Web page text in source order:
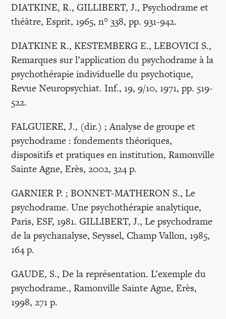
DIATKINE, R., GILLIBERT, J., Psychodrame et
théâtre, Esprit, 1965, n° 338, pp. 931-942.
DIATKINE R., KESTEMBERG E., LEBOVICI S.,
Remarques sur l’application du psychodrame à la
psychothérapie individuelle du psychotique,
Revue Neuropsychiat. Inf., 19, 9/10, 1971, pp. 519-
522.
FALGUIERE, J., (dir.) ; Analyse de groupe et
psychodrame : fondements théoriques,
dispositifs et pratiques en institution, Ramonville
Sainte Agne, Erès, 2002, 324 p.
GARNIER P. ; BONNET-MATHERON S., Le
psychodrame. Une psychothérapie analytique,
Paris, ESF, 1981. GILLIBERT, J., Le psychodrame
de la psychanalyse, Seyssel, Champ Vallon, 1985,
164 p.
GAUDE, S., De la représentation. L’exemple du
psychodrame., Ramonville Sainte Agne, Erès,
1998, 271 p.